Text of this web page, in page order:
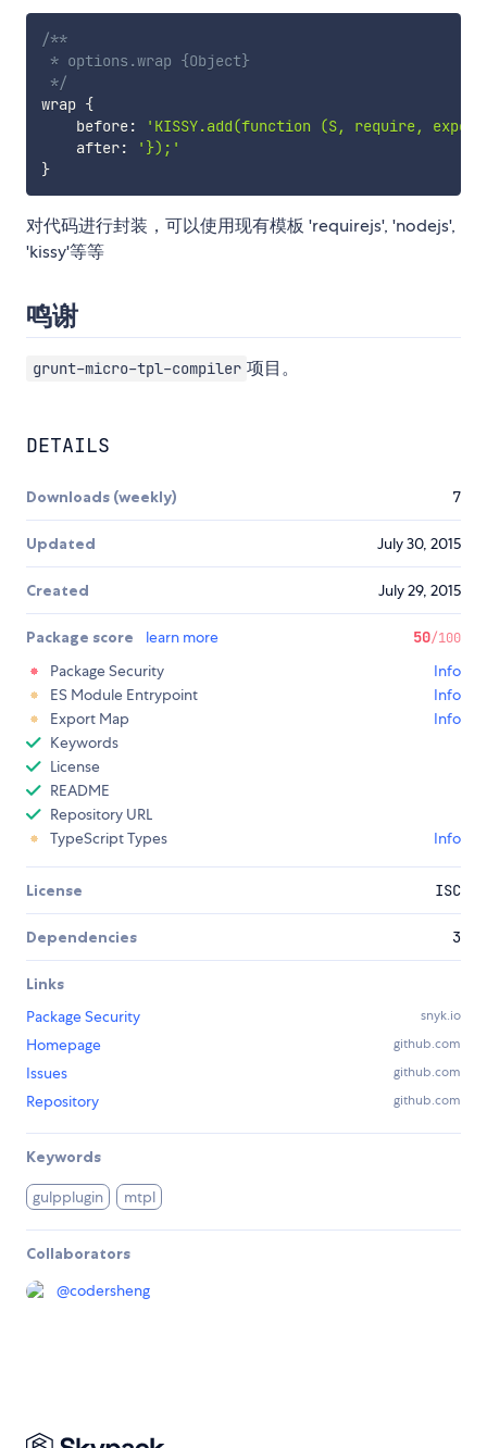
/**
* options.wrap {Object}
*/
wrap {
    before
:
'KISSY.add(function (S, require,
    after
:
'});'
}
对代码进行封装，可以使用现有模板 'requirejs', 'nodejs',
'kissy'等等
鸣谢
grunt-micro-tpl-compiler 项目。
DETAILS
Downloads (weekly) 7
Updated July 30, 2015
Created July 29, 2015
Package score learn more 50/100
Package Security
Info
ES Module Entrypoint
Info
Export Map
Info
Keywords
License
README
Repository URL
TypeScript Types
Info
License ISC
Dependencies 3
Links
Package Security
snyk.io
Homepage github.com
Issues github.com
Repository github.com
Keywords
gulpplugin mtpl
Collaborators
@codersheng